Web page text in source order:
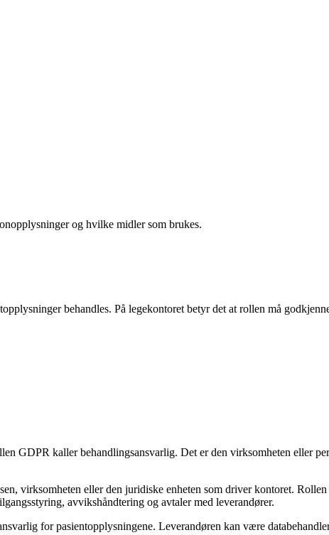
og hvilke midler som brukes.
behandles. På legekontoret betyr det at rollen må
GDPR kaller behandlingsansvarlig. Det er den virksomheten eller
virksomheten eller den juridiske enheten som driver kontoret.
avvikshåndtering og avtaler med leverandører.
for pasientopplysningene. Leverandøren kan være